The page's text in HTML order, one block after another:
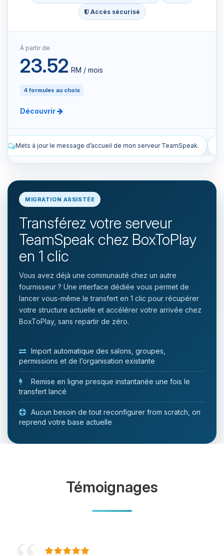
Accès sécurisé
À partir de
23.52 RM / mois
4 formules au choix
Découvrir
mon serveur TeamSpeak. Liste les snapshots manuels et
MIGRATION ASSISTÉE
Transférez votre serveur
TeamSpeak chez BoxToPlay
en 1 clic
Vous avez déjà une communauté chez un autre
fournisseur ? Une interface dédiée vous permet de
lancer vous-même le transfert en 1 clic pour récupérer
votre structure actuelle et accélérer votre arrivée chez
BoxToPlay, sans repartir de zéro.
Import automatique des salons, groupes,
permissions et de l’organisation existante
Remise en ligne presque instantanée une fois le
transfert lancé
Aucun besoin de tout reconfigurer from scratch, on
reprend votre base actuelle
Témoignages